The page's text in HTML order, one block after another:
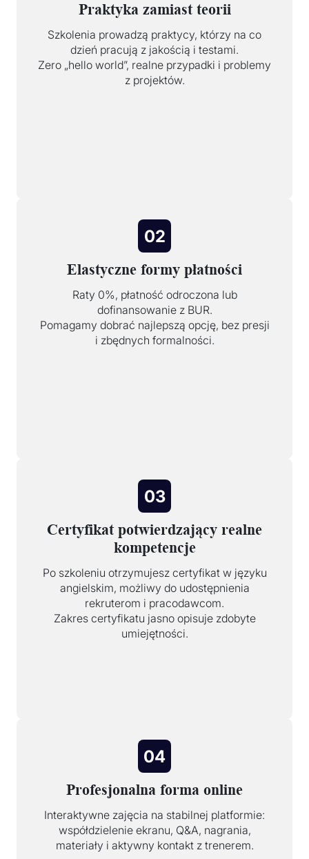
Praktyka zamiast teorii
Szkolenia prowadzą praktycy, którzy na co
dzień pracują z jakością i testami.
Zero „hello world”, realne przypadki i problemy
z projektów.
02
Elastyczne formy płatności
Raty 0%, płatność odroczona lub
dofinansowanie z BUR.
Pomagamy dobrać najlepszą opcję, bez presji
i zbędnych formalności.
03
Certyfikat potwierdzający realne
kompetencje
Po szkoleniu otrzymujesz certyfikat w języku
angielskim, możliwy do udostępnienia
rekruterom i pracodawcom.
Zakres certyfikatu jasno opisuje zdobyte
umiejętności.
04
Profesjonalna forma online
Interaktywne zajęcia na stabilnej platformie:
współdzielenie ekranu, Q&A, nagrania,
materiały i aktywny kontakt z trenerem.